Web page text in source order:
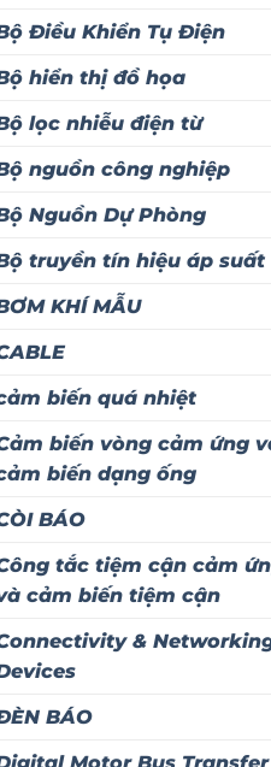
Điều Khiển Tụ Điện
hiển thị đồ họa
lọc nhiễu điện từ
nguồn công nghiệp
Nguồn Dự Phòng
truyền tín hiệu áp suất
KHÍ MẪU
biến quá nhiệt
biến vòng cảm ứng
biến dạng ống
BÁO
tắc tiệm cận cảm
cảm biến tiệm cận
&
BÁO